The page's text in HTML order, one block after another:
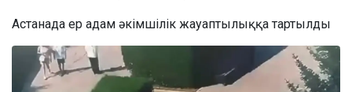
Астанада ер адам әкімшілік жауаптылыққа тартылды